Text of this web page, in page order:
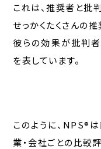
これは、推奨者と批
せっかくたくさんの
彼らの効果が批判
を表しています。
このように、NPS®
業・会社ごとの比較